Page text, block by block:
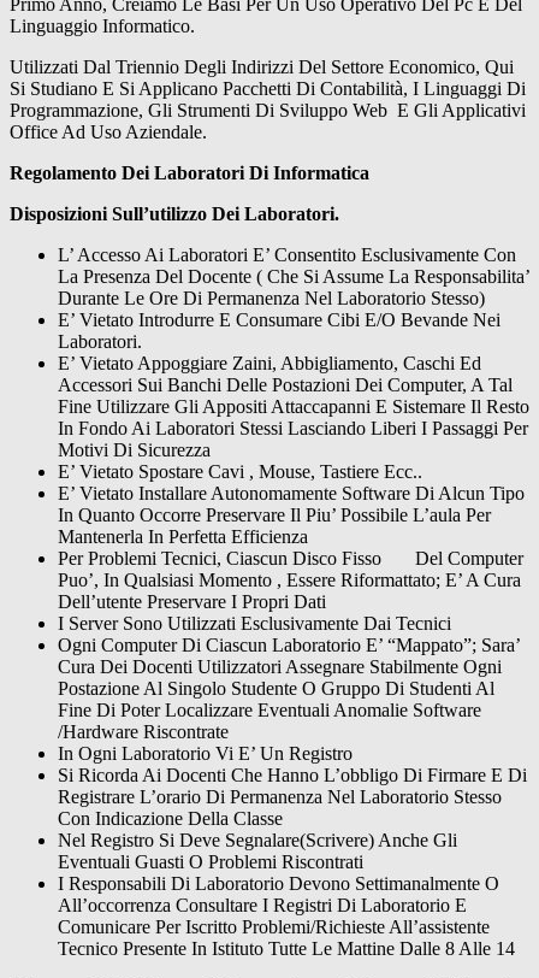
Primo Anno, Creiamo Le Basi Per Un Uso Operativo Del Pc E Del
Linguaggio Informatico.
Utilizzati Dal Triennio Degli Indirizzi Del Settore Economico, Qui
Si Studiano E Si Applicano Pacchetti Di Contabilità, I Linguaggi Di
Programmazione, Gli Strumenti Di Sviluppo Web E Gli Applicativi
Office Ad Uso Aziendale.
Regolamento Dei Laboratori Di Informatica
Disposizioni Sull’utilizzo Dei Laboratori.
L’ Accesso Ai Laboratori E’ Consentito Esclusivamente Con
La Presenza Del Docente ( Che Si Assume La Responsabilita’
Durante Le Ore Di Permanenza Nel Laboratorio Stesso)
E’ Vietato Introdurre E Consumare Cibi E/O Bevande Nei
Laboratori.
E’ Vietato Appoggiare Zaini, Abbigliamento, Caschi Ed
Accessori Sui Banchi Delle Postazioni Dei Computer, A Tal
Fine Utilizzare Gli Appositi Attaccapanni E Sistemare Il Resto
In Fondo Ai Laboratori Stessi Lasciando Liberi I Passaggi Per
Motivi Di Sicurezza
E’ Vietato Spostare Cavi , Mouse, Tastiere Ecc..
E’ Vietato Installare Autonomamente Software Di Alcun Tipo
In Quanto Occorre Preservare Il Piu’ Possibile L’aula Per
Mantenerla In Perfetta Efficienza
Per Problemi Tecnici, Ciascun Disco Fisso Del Computer
Puo’, In Qualsiasi Momento , Essere Riformattato; E’ A Cura
Dell’utente Preservare I Propri Dati
I Server Sono Utilizzati Esclusivamente Dai Tecnici
Ogni Computer Di Ciascun Laboratorio E’ “Mappato”; Sara’
Cura Dei Docenti Utilizzatori Assegnare Stabilmente Ogni
Postazione Al Singolo Studente O Gruppo Di Studenti Al
Fine Di Poter Localizzare Eventuali Anomalie Software
/Hardware Riscontrate
In Ogni Laboratorio Vi E’ Un Registro
Si Ricorda Ai Docenti Che Hanno L’obbligo Di Firmare E Di
Registrare L’orario Di Permanenza Nel Laboratorio Stesso
Con Indicazione Della Classe
Nel Registro Si Deve Segnalare(Scrivere) Anche Gli
Eventuali Guasti O Problemi Riscontrati
I Responsabili Di Laboratorio Devono Settimanalmente O
All’occorrenza Consultare I Registri Di Laboratorio E
Comunicare Per Iscritto Problemi/Richieste All’assistente
Tecnico Presente In Istituto Tutte Le Mattine Dalle 8 Alle 14